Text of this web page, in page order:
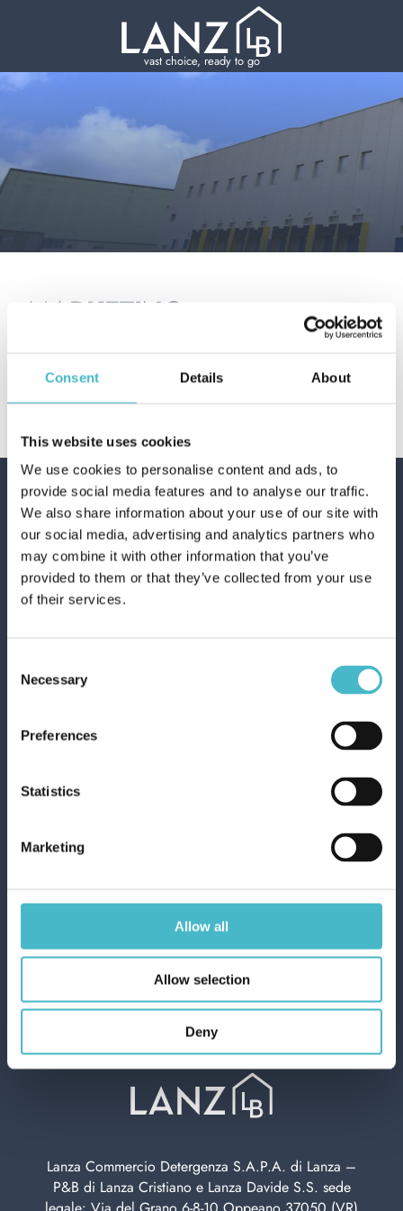
Consent Details About
This website uses cookies
We use cookies to personalise content and ads, to
provide social media features and to analyse our traffic.
We also share information about your use of our site with
our social media, advertising and analytics partners who
may combine it with other information that you’ve
provided to them or that they’ve collected from your use
of their services.
Selection
Necessary
Preferences
Statistics
Marketing
Allow all
Allow selection
Deny
vast choice, ready to go
MARKETING
precedente: posizioni aperte
Lanza Commercio Detergenza S.A.P.A. di Lanza –
P&B di Lanza Cristiano e Lanza Davide S.S. sede
Condividi
Spedizioni veloci
Spedizioni rapide e sicure
I nostri Esperti saranno lieti di presentarti le